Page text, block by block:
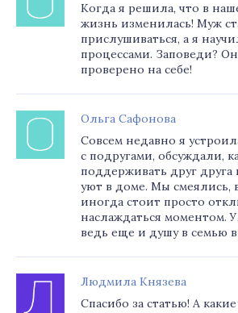
Когда я решила, что в
жизнь изменилась! Муж
прислушиваться, а я
процессами. Заповеди?
проверено на себе!
Ольга Сафонова
Совсем недавно я
с подругами, обсуждали,
поддерживать друг друга
уют в доме. Мы смеялись,
иногда стоит просто
наслаждаться моментом.
ведь еще и душу в семью
Людмила Князева
Спасибо за статью! А